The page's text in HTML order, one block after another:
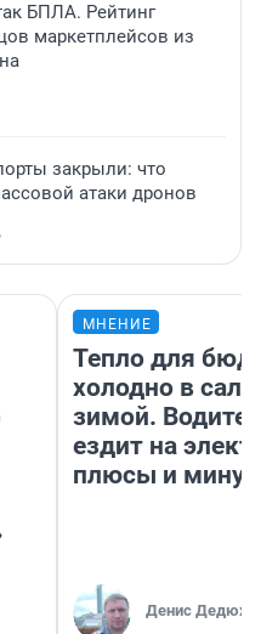
БПЛА. Рейтинг
маркетплейсов из
закрыли: что
атаки дронов
МНЕНИЕ
Тепло для
холодно в
зимой.
ездит на
плюсы и
Денис